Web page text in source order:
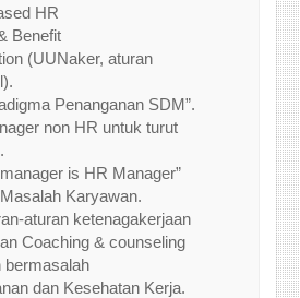
HR
Benefit
(UUNaker, aturan
Penanganan SDM”.
non HR untuk turut
is HR Manager”
Karyawan.
aturan ketenagakerjaan
Coaching & counseling
bermasalah
dan Kesehatan Kerja.